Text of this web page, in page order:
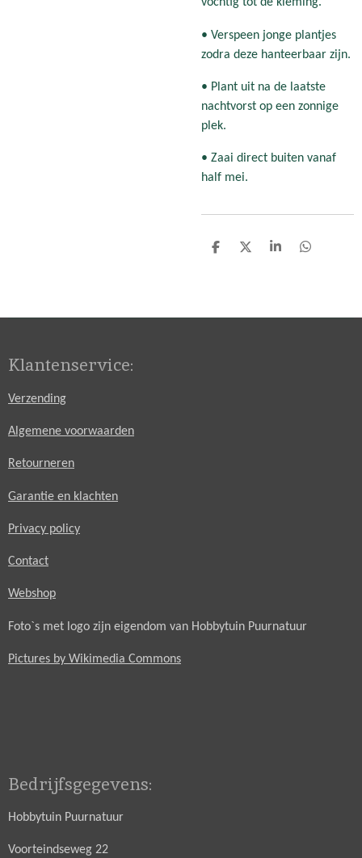
vochtig tot de kieming.
• Verspeen jonge plantjes
zodra deze hanteerbaar zijn.
• Plant uit na de laatste
nachtvorst op een zonnige
plek.
• Zaai direct buiten vanaf
half mei.
D
D
S
D
Klantenservice:
Verzending
Algemene voorwaarden
Retourneren
Garantie en klachten
Privacy policy
Contact
Webshop
Foto`s met logo zijn eigendom van Hobbytuin Puurnatuur
Pictures by Wikimedia Commons
Bedrijfsgegevens:
Hobbytuin Puurnatuur
Voorteindseweg 22